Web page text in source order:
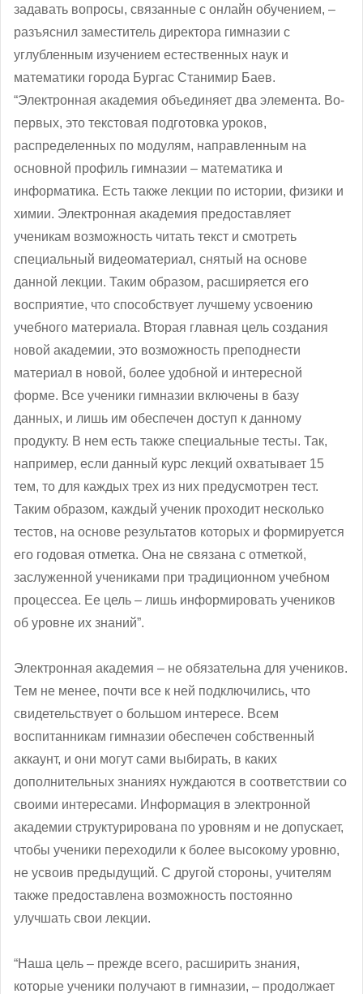
задавать вопросы, связанные с онлайн обучением, ‒
разъяснил заместитель директора гимназии с
углубленным изучением естественных наук и
математики города Бургас Станимир Баев.
“Электронная академия объединяет два элемента. Во-
первых, это текстовая подготовка уроков,
распределенных по модулям, направленным на
основной профиль гимназии – математика и
информатика. Есть также лекции по истории, физики и
химии. Электронная академия предоставляет
ученикам возможность читать текст и смотреть
специальный видеоматериал, снятый на основе
данной лекции. Таким образом, расширяется его
восприятие, что способствует лучшему усвоению
учебного материала. Вторая главная цель создания
новой академии, это возможность преподнести
материал в новой, более удобной и интересной
форме. Все ученики гимназии включены в базу
данных, и лишь им обеспечен доступ к данному
продукту. В нем есть также специальные тесты. Так,
например, если данный курс лекций охватывает 15
тем, то для каждых трех из них предусмотрен тест.
Таким образом, каждый ученик проходит несколько
тестов, на основе результатов которых и формируется
его годовая отметка. Она не связана с отметкой,
заслуженной учениками при традиционном учебном
процессеа. Ее цель – лишь информировать учеников
об уровне их знаний”.
Электронная академия – не обязательна для учеников.
Тем не менее, почти все к ней подключились, что
свидетельствует о большом интересе. Всем
воспитанникам гимназии обеспечен собственный
аккаунт, и они могут сами выбирать, в каких
дополнительных знаниях нуждаются в соответствии со
своими интересами. Информация в электронной
академии структурирована по уровням и не допускает,
чтобы ученики переходили к более высокому уровню,
не усвоив предыдущий. С другой стороны, учителям
также предоставлена возможность постоянно
улучшать свои лекции.
“Наша цель – прежде всего, расширить знания,
которые ученики получают в гимназии, ‒ продолжает